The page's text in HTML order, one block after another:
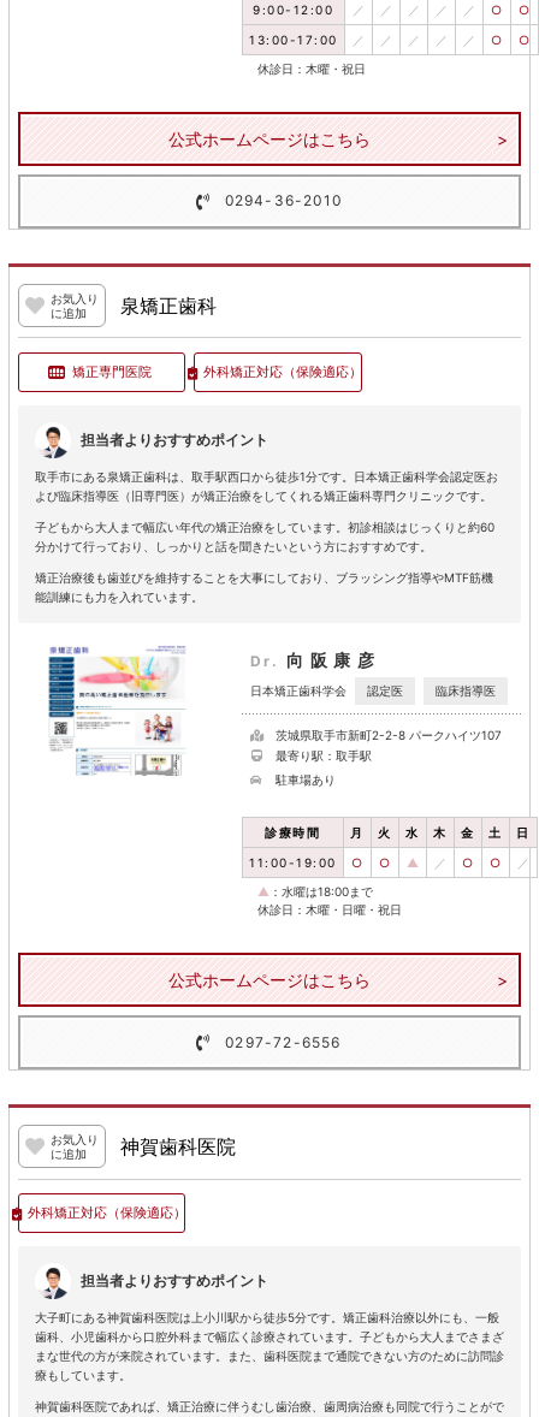
9:00-12:00 ／ ／ ／ ／ ／ ○ ○
13:00-17:00 ／ ／ ／ ／ ／ ○ ○
休診日：木曜・祝日
公式ホームページはこちら
0294-36-2010
お気入り
に追加
泉矯正歯科
矯正専門医院 外科矯正対応（保険適応）
担当者よりおすすめポイント
取手市にある泉矯正歯科は、取手駅西口から徒歩1分です。日本矯正歯科学会認定医お
よび臨床指導医（旧専門医）が矯正治療をしてくれる矯正歯科専門クリニックです。
子どもから大人まで幅広い年代の矯正治療をしています。初診相談はじっくりと約60
分かけて行っており、しっかりと話を聞きたいという方におすすめです。
矯正治療後も歯並びを維持することを大事にしており、ブラッシング指導やMTF筋機
能訓練にも力を入れています。
Dr. 向阪康彦
日本矯正歯科学会 認定医 臨床指導医
茨城県取手市新町2-2-8 パークハイツ107
最寄り駅：取手駅
駐車場あり
診療時間 月 火 水 木 金 土 日
11:00-19:00 ○ ○ ▲ ／ ○ ○ ／
▲ ：水曜は18:00まで
休診日：木曜・日曜・祝日
公式ホームページはこちら
0297-72-6556
お気入り
に追加
神賀歯科医院
外科矯正対応（保険適応）
担当者よりおすすめポイント
大子町にある神賀歯科医院は上小川駅から徒歩5分です。矯正歯科治療以外にも、一般
歯科、小児歯科から口腔外科まで幅広く診療されています。子どもから大人までさまざ
まな世代の方が来院されています。また、歯科医院まで通院できない方のために訪問診
療もしています。
神賀歯科医院であれば、矯正治療に伴うむし歯治療、歯周病治療も同院で行うことがで